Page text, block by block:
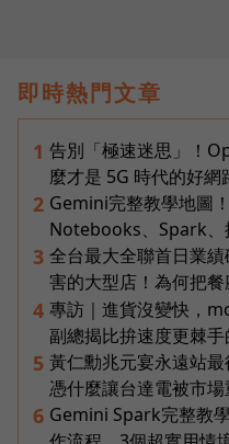
即時熱門文章
1 告別「極速迷思」！
麼才是 5G 時代的好網
2 Gemini完整教學地圖
Notebooks、Spark、
3 全台最大全聯首日業
害的大型店！為何把
4 專訪｜進貨沒變快，
副總揭比拚速度更棘
5 黃仁勳兆元宴永遠站
憑什麼讓台達電被市場
6 Gemini Spark完整教